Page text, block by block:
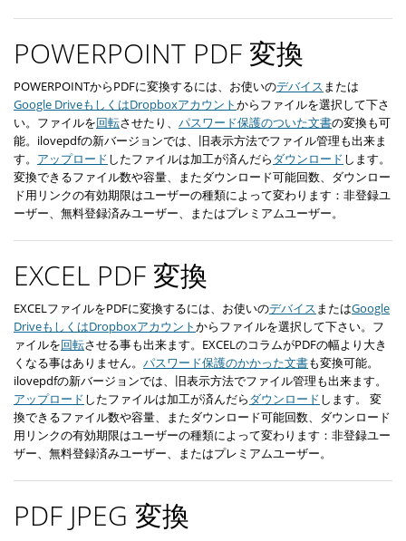
POWERPOINT PDF 変換
POWERPOINTからPDFに変換するには、お使いのデバイスまたは
Google DriveもしくはDropboxアカウントからファイルを選択して下さ
い。ファイルを回転させたり、 パスワード保護のついた文書の変換も可
能。ilovepdfの新バージョンでは、旧表示方法でファイル管理も出来ま
す。 アップロードしたファイルは加工が済んだらダウンロードします。
変換できるファイル数や容量、またダウンロード可能回数、ダウンロー
ド用リンクの有効期限はユーザーの種類によって変わります：非登録ユ
ーザー、無料登録済みユーザー、またはプレミアムユーザー。
EXCEL PDF 変換
EXCELファイルをPDFに変換するには、お使いのデバイスまたはGoogle
DriveもしくはDropboxアカウントからファイルを選択して下さい。フ
ァイルを回転させる事も出来ます。EXCELのコラムがPDFの幅より大き
くなる事はありません。 パスワード保護のかかった文書も変換可能。
ilovepdfの新バージョンでは、旧表示方法でファイル管理も出来ます。
アップロードしたファイルは加工が済んだらダウンロードします。 変
換できるファイル数や容量、またダウンロード可能回数、ダウンロード
用リンクの有効期限はユーザーの種類によって変わります：非登録ユー
ザー、無料登録済みユーザー、またはプレミアムユーザー。
PDF JPEG 変換